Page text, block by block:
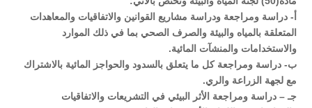
أ‌- دراسة ومراجعة ودراسة مشاريع القوانين والاتفاقيات والمعاهدات
المتعلقة بالمياه والبيئة والصرف الصحي بما في ذلك الموارد
والاستخدامات والمنشآت المائية.
ب‌- دراسة ومراجعة كل ما يتعلق بالسدود والحواجز المائية بالاشتراك
مع لجهة الزراعة والري.
جـ – دراسة ومراجعة الأثر البيئي في التشريعات والاتفاقيات